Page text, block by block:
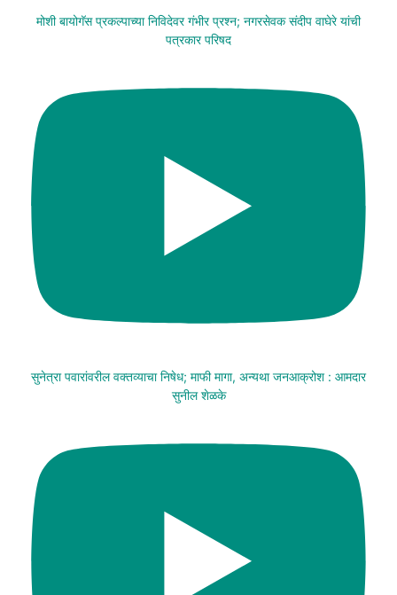
मोशी बायोगॅस प्रकल्पाच्या निविदेवर गंभीर प्रश्न; नगरसेवक संदीप वाघेरे यांची
पत्रकार परिषद
सुनेत्रा पवारांवरील वक्तव्याचा निषेध; माफी मागा, अन्यथा जनआक्रोश : आमदार
सुनील शेळके